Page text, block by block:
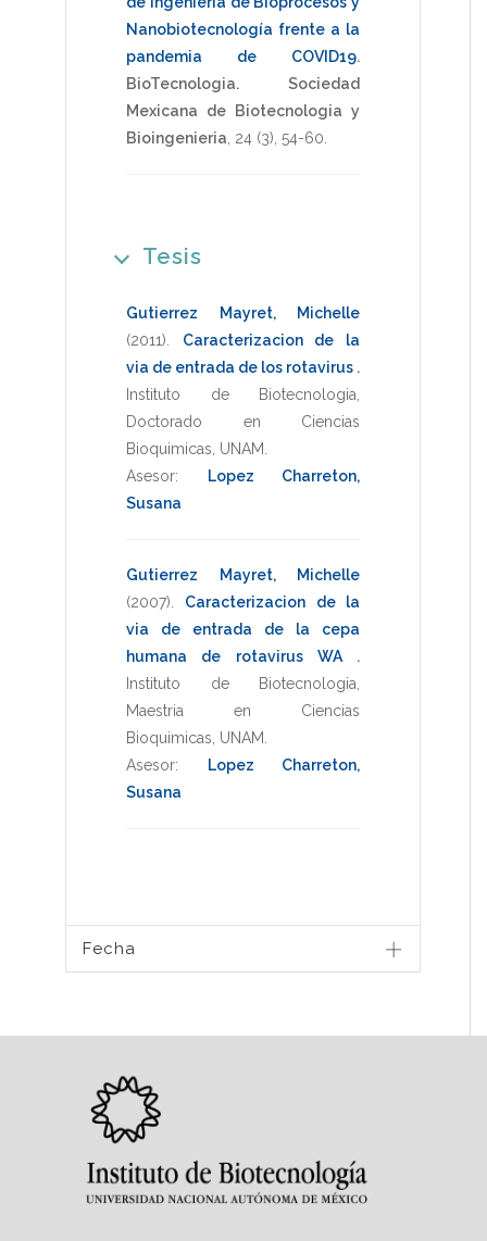
Nanobiotecnología frente a la
pandemia de COVID19.
BioTecnologia. Sociedad
Mexicana de Biotecnologia y
Bioingenieria 24 (3), 54-60
Tesis
Gutierrez Mayret, Michelle
(2011)
Caracterizacion de la
via de entrada de los rotavirus .
Instituto de Biotecnologia
Doctorado en Ciencias
Bioquimicas UNAM
Asesor: Lopez Charreton,
Susana
Gutierrez Mayret, Michelle
(2007)
Caracterizacion de la
via de entrada de la cepa
humana de rotavirus WA .
Instituto de Biotecnologia
Maestria en Ciencias
Bioquimicas UNAM
Asesor: Lopez Charreton,
Susana
Fecha